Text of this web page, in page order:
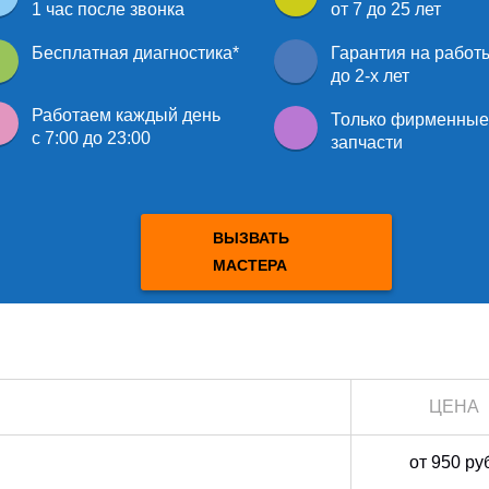
1 час после звонка
Бесплатная диагностика*
Работаем каждый день
с 7:00 до 23:00
от 7 до 25 лет
Гарантия на
до 2-х лет
Только
запчасти
ВЫЗВАТЬ
МАСТЕРА
ЦЕНА
от 950